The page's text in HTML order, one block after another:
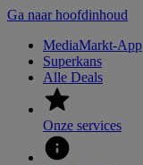
Ga naar hoofdinhoud
MediaMarkt-App
Superkans
Alle Deals
Onze services